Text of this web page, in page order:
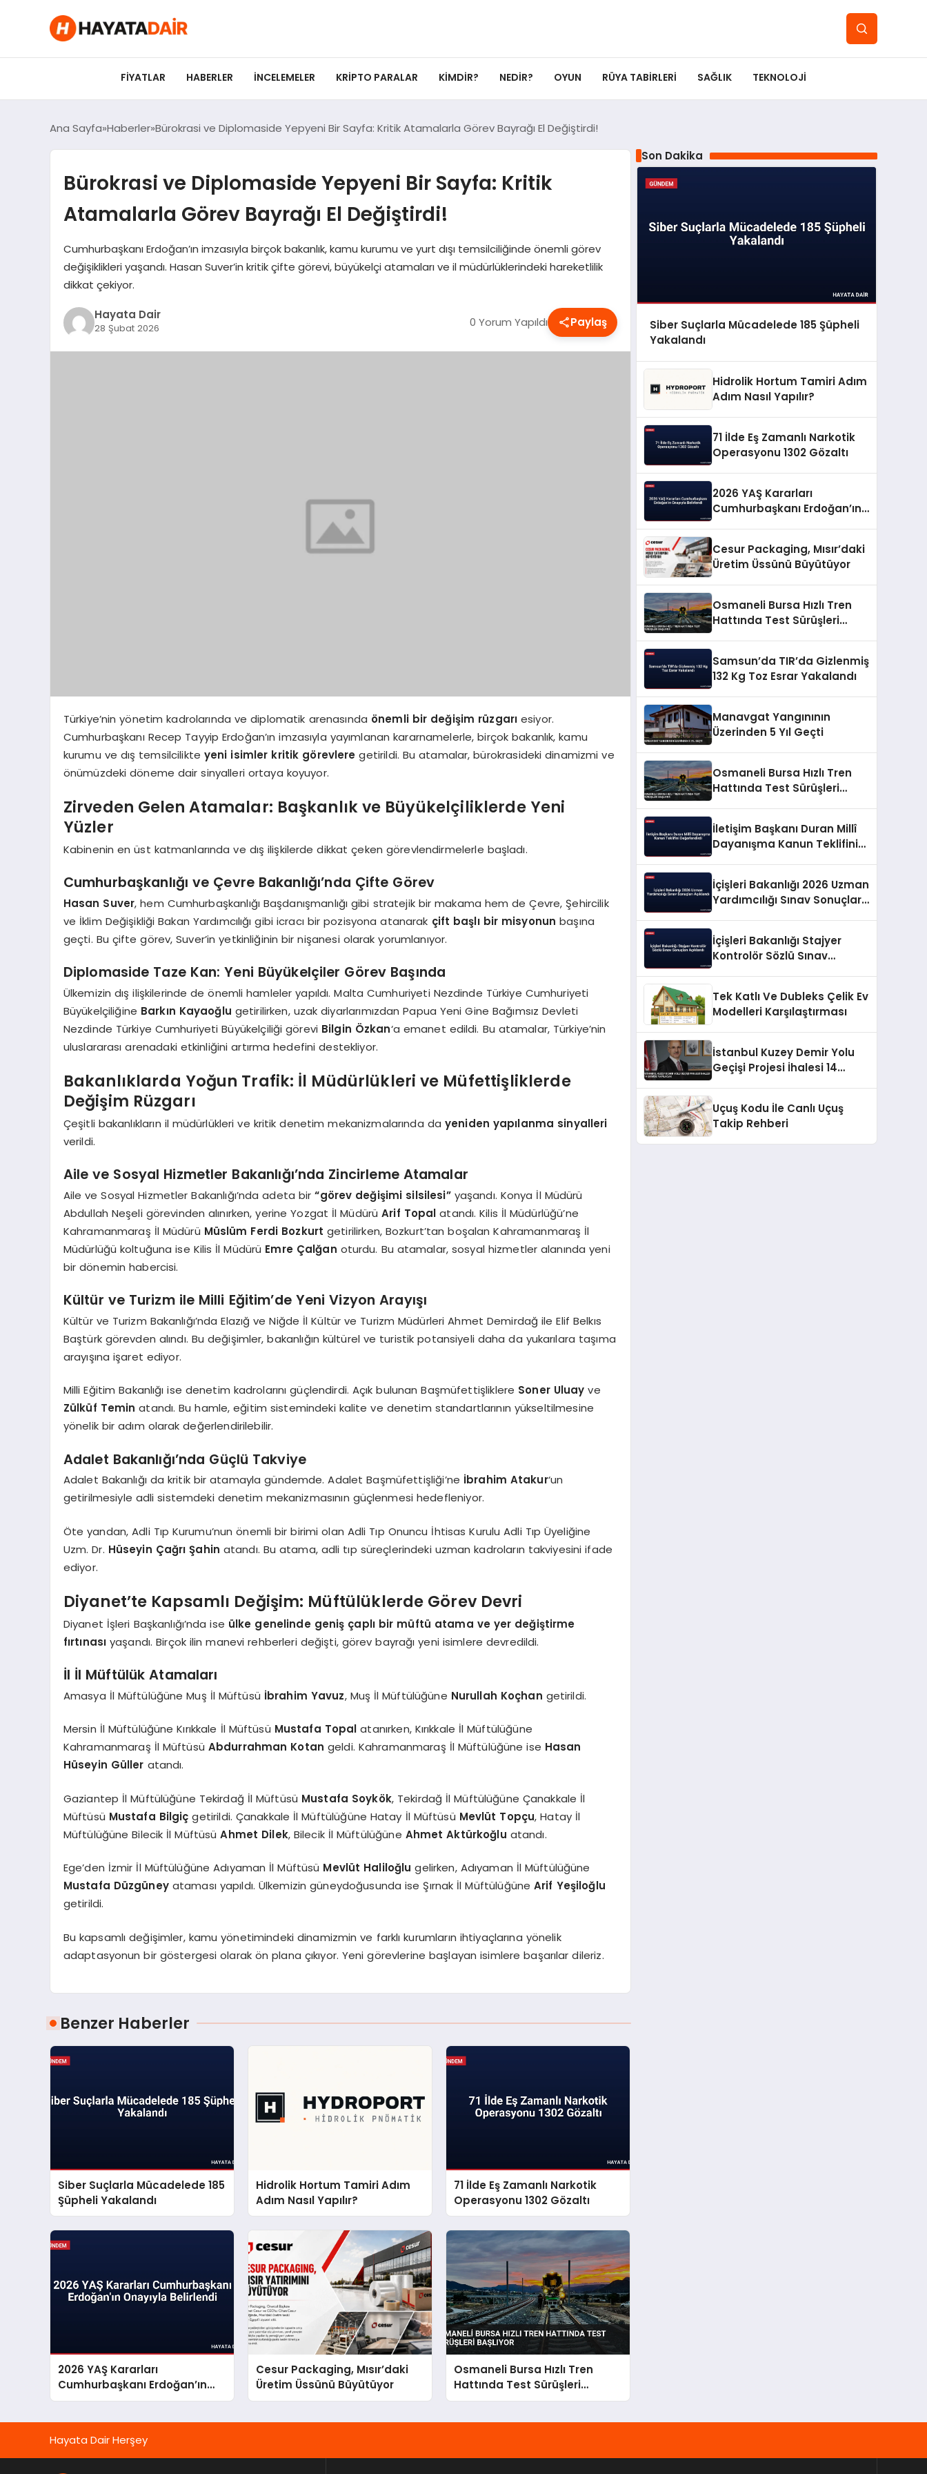
FIYATLAR HABERLER İNCELEMELER KRIPTO PARALAR KIMDIR? NEDIR? OYUN RÜYA TABIRLERI SAĞLIK TEKNOLOJI
Ana Sayfa Haberler Bürokrasi ve Diplomaside Yepyeni Bir Sayfa: Kritik Atamalarla Görev Bayrağı El Değiştirdi!
Bürokrasi ve Diplomaside Yepyeni Bir Sayfa: Kritik
Atamalarla Görev Bayrağı El Değiştirdi!
Cumhurbaşkanı Erdoğan’ın imzasıyla birçok bakanlık, kamu kurumu ve yurt dışı temsilciliğinde önemli görev
değişiklikleri yaşandı. Hasan Suver’in kritik çifte görevi, büyükelçi atamaları ve il müdürlüklerindeki hareketlilik
dikkat çekiyor.
Hayata Dair
28 Şubat 2026 0 Yorum Yapıldı Paylaş
Türkiye’nin yönetim kadrolarında ve diplomatik arenasında önemli bir değişim rüzgarı esiyor.
Cumhurbaşkanı Recep Tayyip Erdoğan’ın imzasıyla yayımlanan kararnamelerle, birçok bakanlık, kamu
kurumu ve dış temsilcilikte yeni isimler kritik görevlere getirildi. Bu atamalar, bürokrasideki dinamizmi ve
önümüzdeki döneme dair sinyalleri ortaya koyuyor.
Zirveden Gelen Atamalar: Başkanlık ve Büyükelçiliklerde Yeni
Yüzler
Kabinenin en üst katmanlarında ve dış ilişkilerde dikkat çeken görevlendirmelerle başladı.
Cumhurbaşkanlığı ve Çevre Bakanlığı’nda Çifte Görev
Hasan Suver, hem Cumhurbaşkanlığı Başdanışmanlığı gibi stratejik bir makama hem de Çevre, Şehircilik
ve İklim Değişikliği Bakan Yardımcılığı gibi icracı bir pozisyona atanarak çift başlı bir misyonun başına
geçti. Bu çifte görev, Suver’in yetkinliğinin bir nişanesi olarak yorumlanıyor.
Diplomaside Taze Kan: Yeni Büyükelçiler Görev Başında
Ülkemizin dış ilişkilerinde de önemli hamleler yapıldı. Malta Cumhuriyeti Nezdinde Türkiye Cumhuriyeti
Büyükelçiliğine Barkın Kayaoğlu getirilirken, uzak diyarlarımızdan Papua Yeni Gine Bağımsız Devleti
Nezdinde Türkiye Cumhuriyeti Büyükelçiliği görevi Bilgin Özkan‘a emanet edildi. Bu atamalar, Türkiye’nin
uluslararası arenadaki etkinliğini artırma hedefini destekliyor.
Bakanlıklarda Yoğun Trafik: İl Müdürlükleri ve Müfettişliklerde
Değişim Rüzgarı
Çeşitli bakanlıkların il müdürlükleri ve kritik denetim mekanizmalarında da yeniden yapılanma sinyalleri
verildi.
Aile ve Sosyal Hizmetler Bakanlığı’nda Zincirleme Atamalar
Aile ve Sosyal Hizmetler Bakanlığı’nda adeta bir“görev değişimi silsilesi”yaşandı. Konya İl Müdürü
Abdullah Neşeli görevinden alınırken, yerine Yozgat İl MüdürüArif Topal atandı. Kilis İl Müdürlüğü’ne
Kahramanmaraş İl Müdürü Müslüm Ferdi Bozkurt getirilirken, Bozkurt’tan boşalan Kahramanmaraş İl
Müdürlüğü koltuğuna ise Kilis İl Müdürü Emre Çalğan oturdu. Bu atamalar, sosyal hizmetler alanında yeni
bir dönemin habercisi.
Kültür ve Turizm ile Milli Eğitim’de Yeni Vizyon Arayışı
Kültür ve Turizm Bakanlığı’nda Elazığ ve Niğde İl Kültür ve Turizm Müdürleri Ahmet Demirdağ ile Elif Belkıs
Baştürk görevden alındı. Bu değişimler, bakanlığın kültürel ve turistik potansiyeli daha da yukarılara taşıma
arayışına işaret ediyor.
Milli Eğitim Bakanlığı ise denetim kadrolarını güçlendirdi. Açık bulunan Başmüfettişliklere Soner Uluay ve
Zülküf Temin atandı. Bu hamle, eğitim sistemindeki kalite ve denetim standartlarının yükseltilmesine
yönelik bir adım olarak değerlendirilebilir.
Adalet Bakanlığı’nda Güçlü Takviye
Adalet Bakanlığı da kritik bir atamayla gündemde. Adalet Başmüfettişliği’ne İbrahim Atakur‘un
getirilmesiyle adli sistemdeki denetim mekanizmasının güçlenmesi hedefleniyor.
Öte yandan, Adli Tıp Kurumu’nun önemli bir birimi olan Adli Tıp Onuncu İhtisas Kurulu Adli Tıp Üyeliğine
Uzm. Dr. Hüseyin Çağrı Şahin atandı. Bu atama, adli tıp süreçlerindeki uzman kadroların takviyesini ifade
ediyor.
Diyanet’te Kapsamlı Değişim: Müftülüklerde Görev Devri
Diyanet İşleri Başkanlığı’nda ise ülke genelinde geniş çaplı bir müftü atama ve yer değiştirme
fırtınası yaşandı. Birçok ilin manevi rehberleri değişti, görev bayrağı yeni isimlere devredildi.
İl İl Müftülük Atamaları
Amasya İl Müftülüğüne Muş İl Müftüsü İbrahim Yavuz, Muş İl Müftülüğüne Nurullah Koçhan getirildi.
Mersin İl Müftülüğüne Kırıkkale İl Müftüsü Mustafa Topal atanırken, Kırıkkale İl Müftülüğüne
Kahramanmaraş İl Müftüsü Abdurrahman Kotan geldi. Kahramanmaraş İl Müftülüğüne ise Hasan
Hüseyin Güller atandı.
Gaziantep İl Müftülüğüne Tekirdağ İl Müftüsü Mustafa Soykök, Tekirdağ İl Müftülüğüne Çanakkale İl
Müftüsü Mustafa Bilgiç getirildi. Çanakkale İl Müftülüğüne Hatay İl Müftüsü Mevlüt Topçu, Hatay İl
Müftülüğüne Bilecik İl MüftüsüAhmet Dilek, Bilecik İl Müftülüğüne Ahmet Aktürkoğlu atandı.
Ege’den İzmir İl Müftülüğüne Adıyaman İl Müftüsü Mevlüt Haliloğlu gelirken, Adıyaman İl Müftülüğüne
Mustafa Düzgüneyataması yapıldı. Ülkemizin güneydoğusunda ise Şırnak İl MüftülüğüneArif Yeşiloğlu
getirildi.
Bu kapsamlı değişimler, kamu yönetimindeki dinamizmin ve farklı kurumların ihtiyaçlarına yönelik
adaptasyonun bir göstergesi olarak ön plana çıkıyor. Yeni görevlerine başlayan isimlere başarılar dileriz.
Benzer Haberler
Siber Suçlarla Mücadelede 185
Şüpheli Yakalandı
Hidrolik Hortum Tamiri Adım
Adım Nasıl Yapılır?
71 İlde Eş Zamanlı Narkotik
Operasyonu 1302 Gözaltı
2026 YAŞ Kararları
Cumhurbaşkanı Erdoğan’ın
Onayıyla Belirlendi
Cesur Packaging, Mısır’daki
Üretim Üssünü Büyütüyor
Osmaneli Bursa Hızlı Tren
Hattında Test Sürüşleri
Başlıyor
Son Dakika
Siber Suçlarla Mücadelede 185 Şüpheli
Yakalandı
Hidrolik Hortum Tamiri Adım
Adım Nasıl Yapılır?
71 İlde Eş Zamanlı Narkotik
Operasyonu 1302 Gözaltı
2026 YAŞ Kararları
Cumhurbaşkanı Erdoğan’ın
Cesur Packaging, Mısır’daki
Üretim Üssünü Büyütüyor
Osmaneli Bursa Hızlı Tren
Hattında Test Sürüşleri
Samsun’da TIR’da Gizlenmiş
132 Kg Toz Esrar Yakalandı
Manavgat Yangınının
Üzerinden 5 Yıl Geçti
Osmaneli Bursa Hızlı Tren
Hattında Test Sürüşleri
İletişim Başkanı Duran Millî
Dayanışma Kanun Teklifini
İçişleri Bakanlığı 2026 Uzman
Yardımcılığı Sınav Sonuçları
İçişleri Bakanlığı Stajyer
Kontrolör Sözlü Sınav
Tek Katlı Ve Dubleks Çelik Ev
Modelleri Karşılaştırması
İstanbul Kuzey Demir Yolu
Geçişi Projesi İhalesi 14
Uçuş Kodu İle Canlı Uçuş
Takip Rehberi
Hayata Dair Herşey